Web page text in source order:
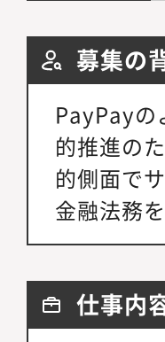
募集の
PayPayの
的推進の
的側面で
金融法務
仕事内